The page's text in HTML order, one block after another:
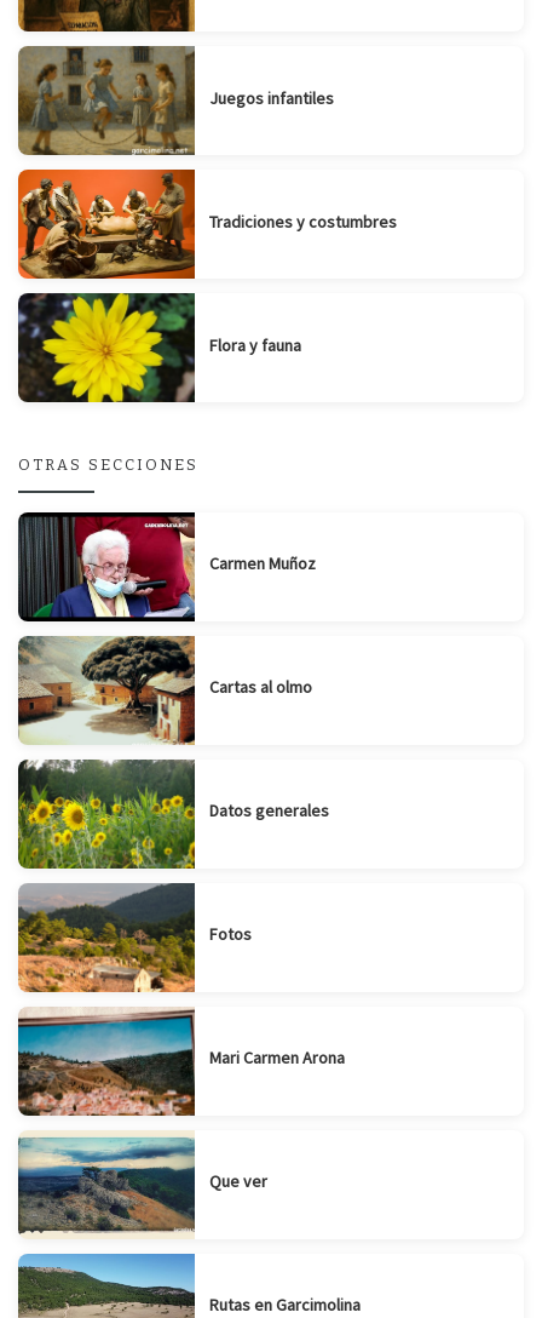
Juegos infantiles
Tradiciones y costumbres
Flora y fauna
OTRAS SECCIONES
Carmen Muñoz
Cartas al olmo
Datos generales
Fotos
Mari Carmen Arona
Que ver
Rutas en Garcimolina